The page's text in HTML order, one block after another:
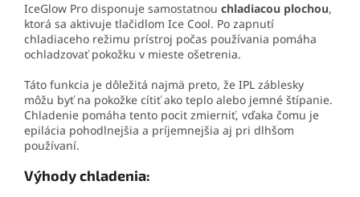
IceGlow Pro disponuje samostatnou chladiacou plochou,
ktorá sa aktivuje tlačidlom Ice Cool. Po zapnutí
chladiaceho režimu prístroj počas používania pomáha
ochladzovať pokožku v mieste ošetrenia.
Táto funkcia je dôležitá najmä preto, že IPL záblesky
môžu byť na pokožke cítiť ako teplo alebo jemné štípanie.
Chladenie pomáha tento pocit zmierniť, vďaka čomu je
epilácia pohodlnejšia a príjemnejšia aj pri dlhšom
používaní.
Výhody chladenia: